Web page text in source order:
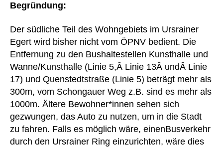
Begründung:
Der südliche Teil des Wohngebiets im Ursrainer
Egert wird bisher nicht vom ÖPNV bedient. Die
Entfernung zu den Bushaltestellen Kunsthalle und
Wanne/Kunsthalle (Linie 5,Â Linie 13Â undÂ Linie
17) und Quenstedtstraße (Linie 5) beträgt mehr als
300m, vom Schongauer Weg z.B. sind es mehr als
1000m. Ältere Bewohner*innen sehen sich
gezwungen, das Auto zu nutzen, um in die Stadt
zu fahren. Falls es möglich wäre, einenBusverkehr
durch den Ursrainer Ring einzurichten, wäre dies